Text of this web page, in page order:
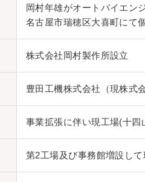
岡村年雄がオートバイエン
名古屋市瑞穂区大喜町にて
株式会社岡村製作所設立
豊田工機株式会社（現株式
事業拡張に伴い現工場(十四
第2工場及び事務館増設し